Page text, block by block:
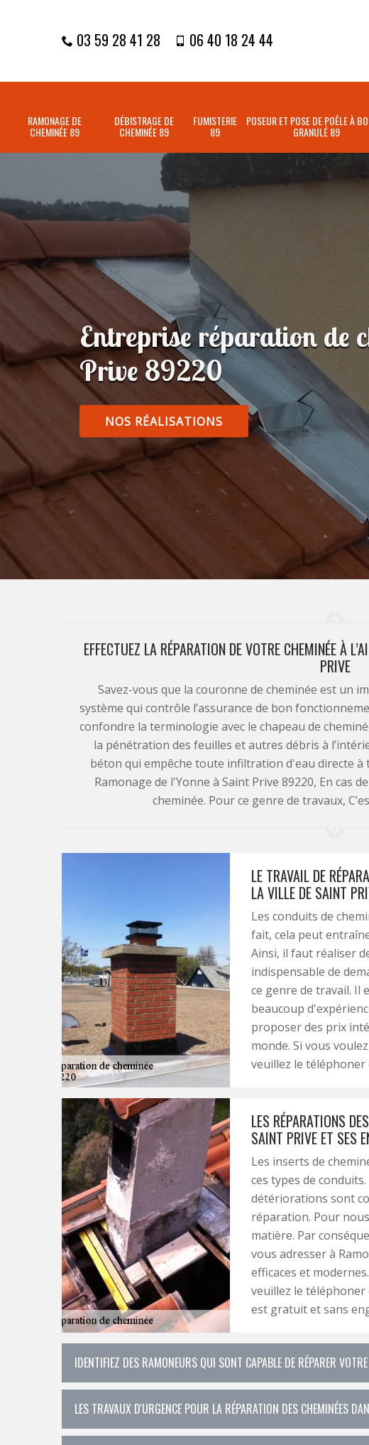
03 59 28 41 28 06 40 18 24 44
RAMONAGE DE
CHEMINÉE 89
DÉBISTRAGE DE
CHEMINÉE 89
FUMISTERIE
89
POSEUR ET POSE DE POÊLE À
GRANULÉ 89
Entreprise réparation de
Prive 89220
NOS RÉALISATIONS
EFFECTUEZ LA RÉPARATION DE VOTRE CHEMINÉE À
PRIVE
Savez-vous que la couronne de cheminée est un
système qui contrôle l’assurance de bon
confondre la terminologie avec le chapeau de
la pénétration des feuilles et autres débris à
béton qui empêche toute infiltration d'eau directe à
Ramonage de l'Yonne à Saint Prive 89220, En cas
cheminée. Pour ce genre de travaux,
LE TRAVAIL DE
LA VILLE DE SAINT
Les conduits de
fait, cela peut
Ainsi, il faut réaliser
indispensable de
ce genre de travail. Il
beaucoup
proposer des prix
monde. Si vous
veuillez le téléphoner
LES RÉPARATIONS
SAINT PRIVE ET SES
Les inserts de
ces types de
détériorations sont
réparation. Pour
matière. Par
vous adresser à
efficaces et
veuillez le téléphoner
est gratuit et sans
IDENTIFIEZ DES RAMONEURS QUI SONT CAPABLE DE RÉPARER
LES TRAVAUX D'URGENCE POUR LA RÉPARATION DES CHEMINÉES